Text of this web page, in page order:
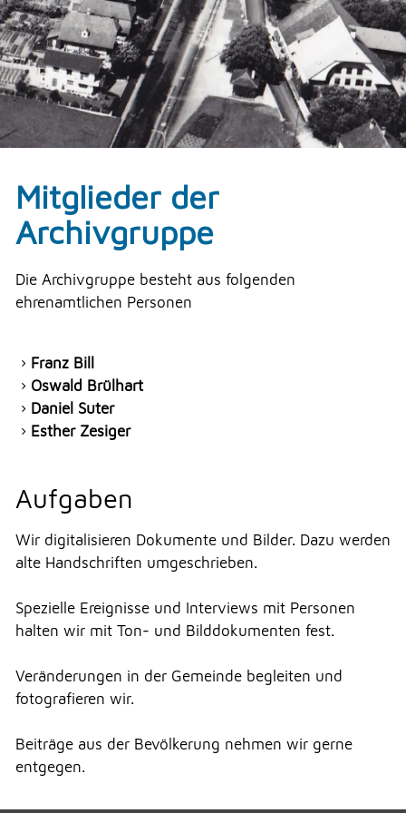
Mitglieder der
Archivgruppe
Die Archivgruppe besteht aus folgenden
ehrenamtlichen Personen
Franz Bill
Oswald Brülhart
Daniel Suter
Esther Zesiger
Aufgaben
Wir digitalisieren Dokumente und Bilder. Dazu werden
alte Handschriften umgeschrieben.
Spezielle Ereignisse und Interviews mit Personen
halten wir mit Ton- und Bilddokumenten fest.
Veränderungen in der Gemeinde begleiten und
fotografieren wir.
Beiträge aus der Bevölkerung nehmen wir gerne
entgegen.